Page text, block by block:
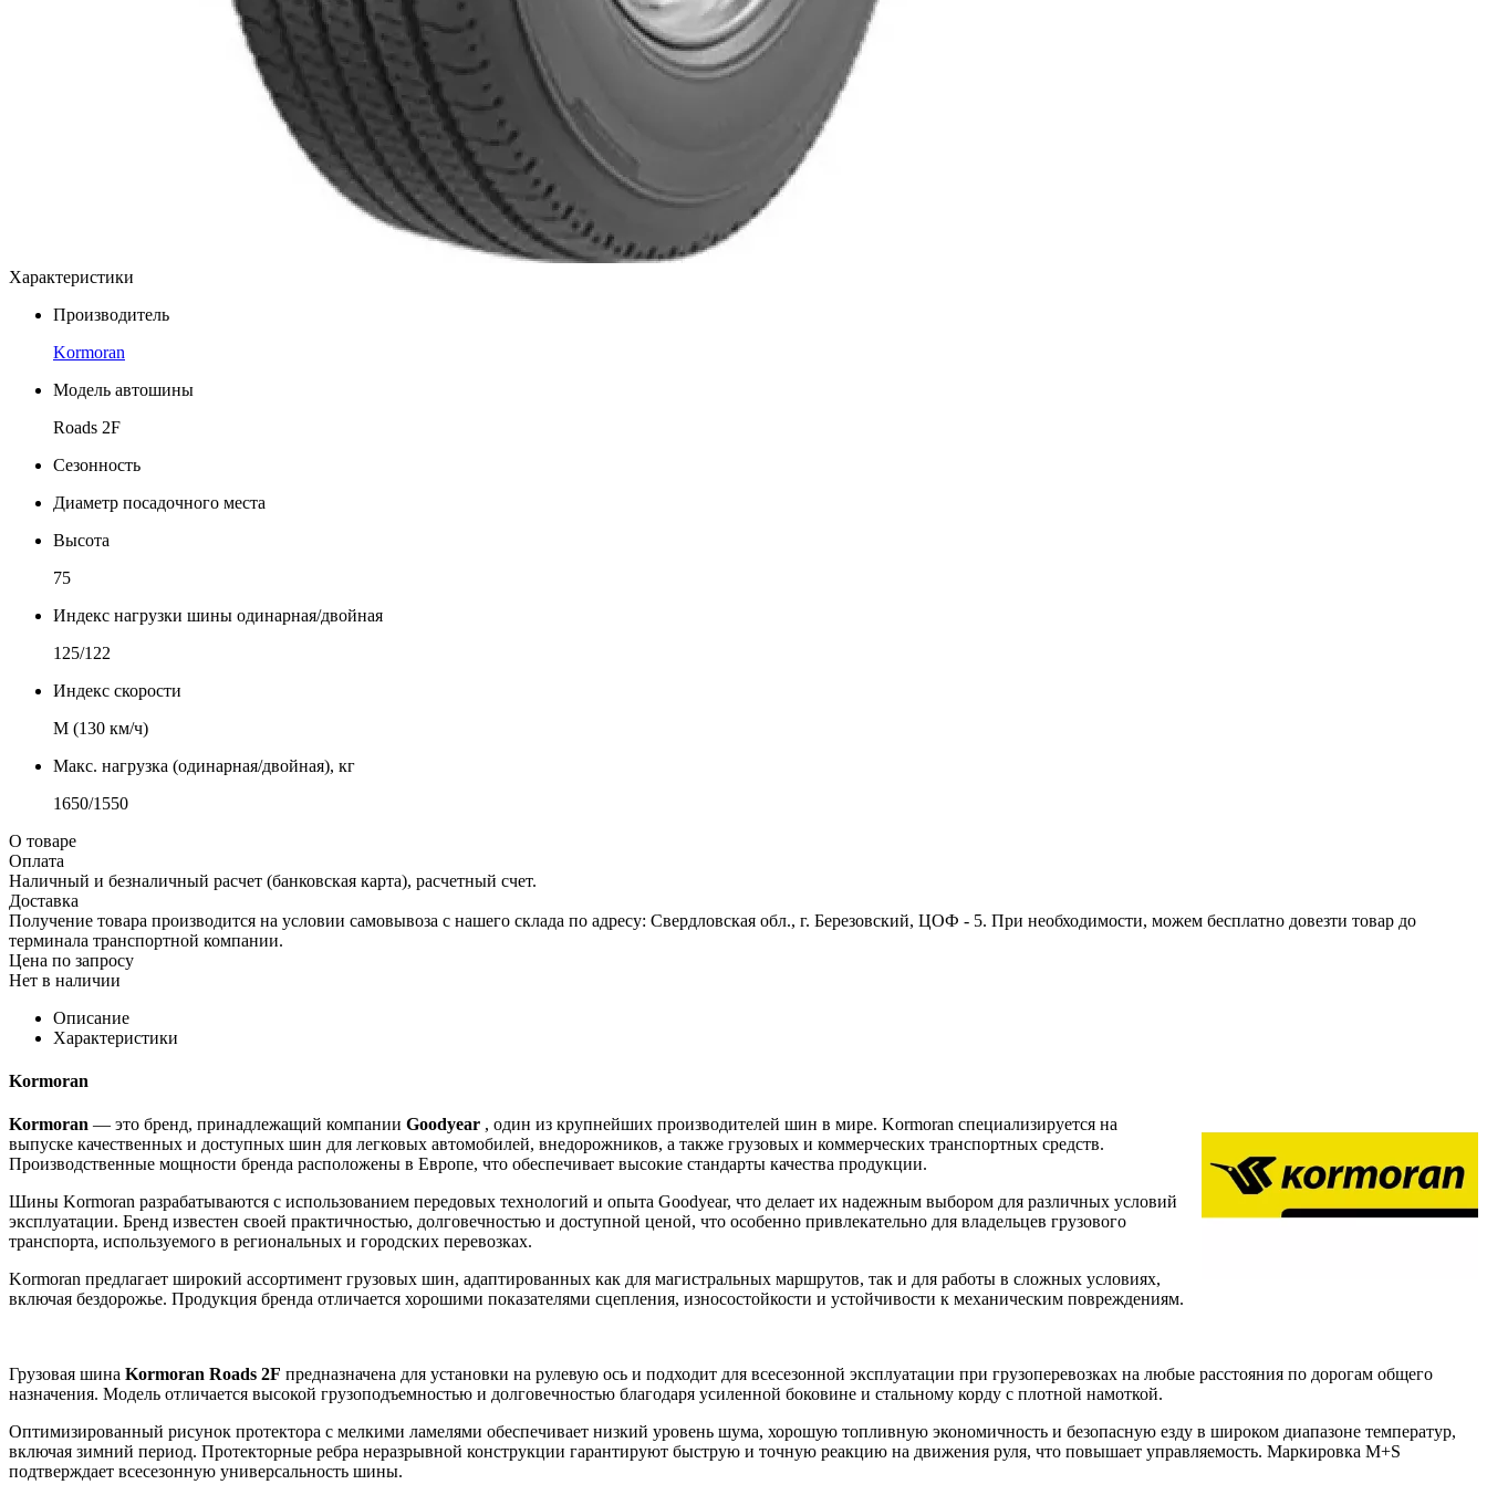
Характеристики
Производитель
Kormoran
Модель автошины
Roads 2F
Сезонность
Диаметр посадочного места
Высота
75
Индекс нагрузки шины одинарная/двойная
125/122
Индекс скорости
М (130 км/ч)
Макс. нагрузка (одинарная/двойная), кг
1650/1550
О товаре
Оплата
Наличный и безналичный расчет (банковская карта), расчетный счет.
Доставка
Получение товара производится на условии самовывоза с нашего склада по адресу: Свердловская обл., г. Березовский, ЦОФ - 5. При необходимости, можем бесплатно довезти товар до
терминала транспортной компании.
Цена по запросу
Нет в наличии
Описание
Характеристики
Kormoran
Kormoran — это бренд, принадлежащий компании Goodyear , один из крупнейших производителей шин в мире. Kormoran специализируется на
выпуске качественных и доступных шин для легковых автомобилей, внедорожников, а также грузовых и коммерческих транспортных средств.
Производственные мощности бренда расположены в Европе, что обеспечивает высокие стандарты качества продукции.
Шины Kormoran разрабатываются с использованием передовых технологий и опыта Goodyear, что делает их надежным выбором для различных условий
эксплуатации. Бренд известен своей практичностью, долговечностью и доступной ценой, что особенно привлекательно для владельцев грузового
транспорта, используемого в региональных и городских перевозках.
Kormoran предлагает широкий ассортимент грузовых шин, адаптированных как для магистральных маршрутов, так и для работы в сложных условиях,
включая бездорожье. Продукция бренда отличается хорошими показателями сцепления, износостойкости и устойчивости к механическим повреждениям.
Грузовая шина Kormoran Roads 2F предназначена для установки на рулевую ось и подходит для всесезонной эксплуатации при грузоперевозках на любые расстояния по дорогам общего
назначения. Модель отличается высокой грузоподъемностью и долговечностью благодаря усиленной боковине и стальному корду с плотной намоткой.
Оптимизированный рисунок протектора с мелкими ламелями обеспечивает низкий уровень шума, хорошую топливную экономичность и безопасную езду в широком диапазоне температур,
включая зимний период. Протекторные ребра неразрывной конструкции гарантируют быструю и точную реакцию на движения руля, что повышает управляемость. Маркировка M+S
подтверждает всесезонную универсальность шины.